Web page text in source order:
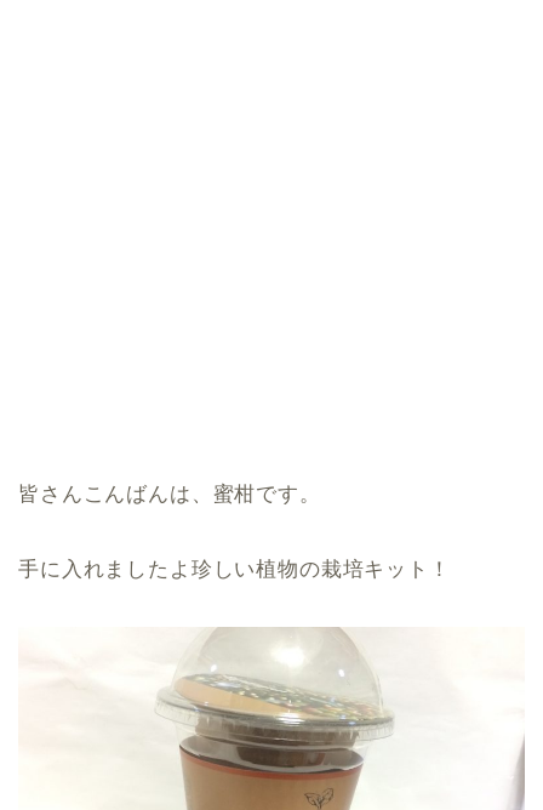
皆さんこんばんは、蜜柑です。
手に入れましたよ珍しい植物の栽培キット！